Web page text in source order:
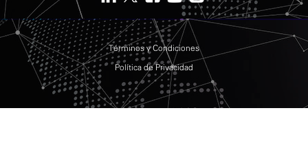
Términos y Condiciones
Política de Privacidad